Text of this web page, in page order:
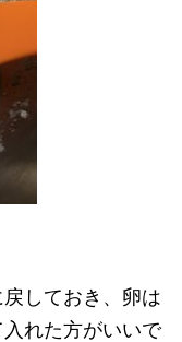
戻しておき、卵は
れた方がいいで